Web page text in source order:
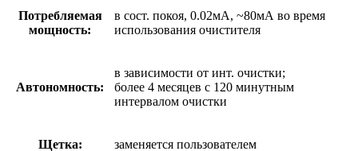
Потребляемая
мощность:
в сост. покоя, 0.02мА, ~80мА во время
использования очистителя
Автономность:
в зависимости от инт. очистки;
более 4 месяцев с 120 минутным
интервалом очистки
Щетка: заменяется пользователем